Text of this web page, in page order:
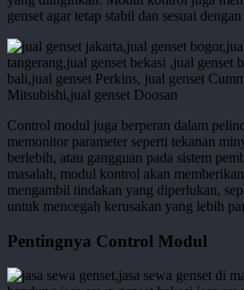
genset agar tetap stabil dan sesuai
Control modul juga berperan dalam
memonitor parameter seperti tekanan
berlebih, atau gangguan pada sistem
masalah, modul kontrol akan
mengambil tindakan yang diperlukan,
untuk mencegah kerusakan yang lebih
Pentingnya Control Modul